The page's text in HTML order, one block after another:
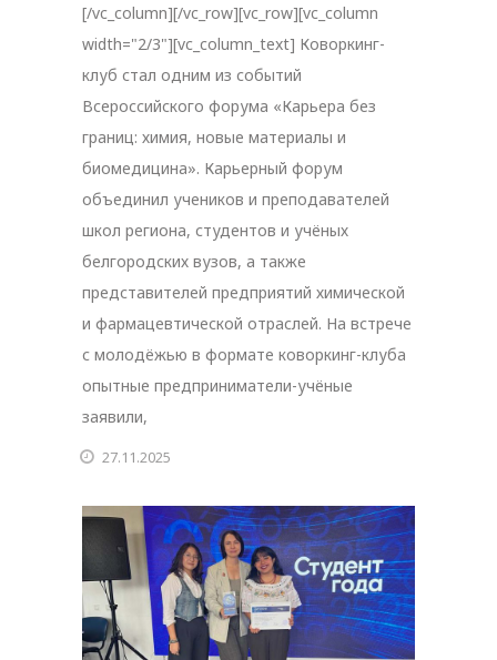
[/vc_column][/vc_row][vc_row][vc_column
width="2/3"][vc_column_text] Коворкинг-
клуб стал одним из событий
Всероссийского форума «Карьера без
границ: химия, новые материалы и
биомедицина». Карьерный форум
объединил учеников и преподавателей
школ региона, студентов и учёных
белгородских вузов, а также
представителей предприятий химической
и фармацевтической отраслей. На встрече
с молодёжью в формате коворкинг-клуба
опытные предприниматели-учёные
заявили,
27.11.2025